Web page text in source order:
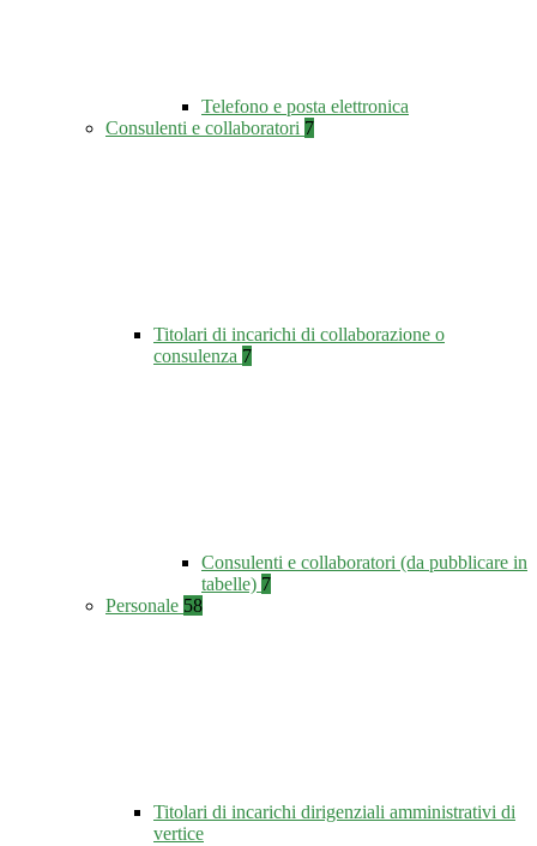
Telefono e posta elettronica
Consulenti e collaboratori 7
Titolari di incarichi di collaborazione o
consulenza 7
Consulenti e collaboratori (da pubblicare in
tabelle) 7
Personale 58
Titolari di incarichi dirigenziali amministrativi di
vertice